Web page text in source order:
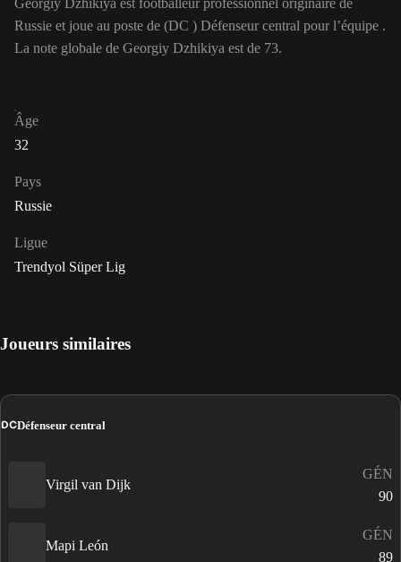
Georgiy Dzhikiya est footballeur professionnel originaire de
Russie et joue au poste de (DC ) Défenseur central pour l’équipe .
La note globale de Georgiy Dzhikiya est de 73.
Âge
32
Pays
Russie
Ligue
Trendyol Süper Lig
Joueurs similaires
DCDéfenseur central
Virgil van Dijk
GÉN
90
Mapi León
GÉN
89